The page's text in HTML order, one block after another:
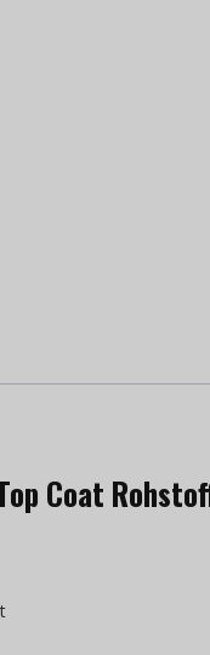
Coat